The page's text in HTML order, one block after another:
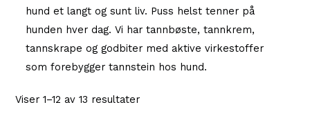
hund et langt og sunt liv. Puss helst tenner på
hunden hver dag. Vi har tannbøste, tannkrem,
tannskrape og godbiter med aktive virkestoffer
som forebygger tannstein hos hund.
Viser 1–12 av 13 resultaterSortert